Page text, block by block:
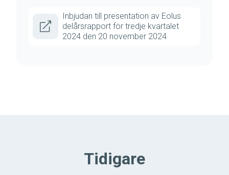
Inbjudan till presentation av Eolus
delårsrapport för tredje kvartalet
2024 den 20 november 2024
Tidigare